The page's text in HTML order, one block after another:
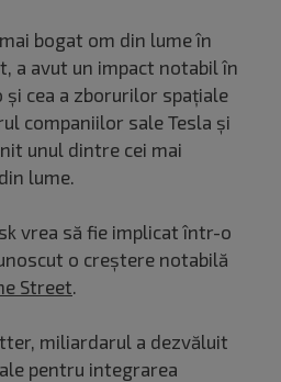
bogat om din lume în
a avut un impact notabil în
cea a zborurilor spațiale
companiilor sale Tesla și
unul dintre cei mai
lume.
vrea să fie implicat într-o
o creștere notabilă
Street.
miliardarul a dezvăluit
pentru integrarea